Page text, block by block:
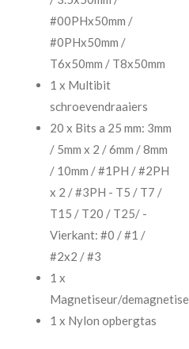
#00PHx50mm /
#0PHx50mm /
T6x50mm / T8x50mm
1 x Multibit
schroevendraaiers
20 x Bits a 25 mm: 3mm
/ 5mm x 2 / 6mm / 8mm
/ 10mm / #1PH / #2PH
x 2 / #3PH - T5 / T7 /
T15 / T20 / T25/ -
Vierkant: #0 / #1 /
#2x2 / #3
1 x
Magnetiseur/
1 x Nylon opbergtas